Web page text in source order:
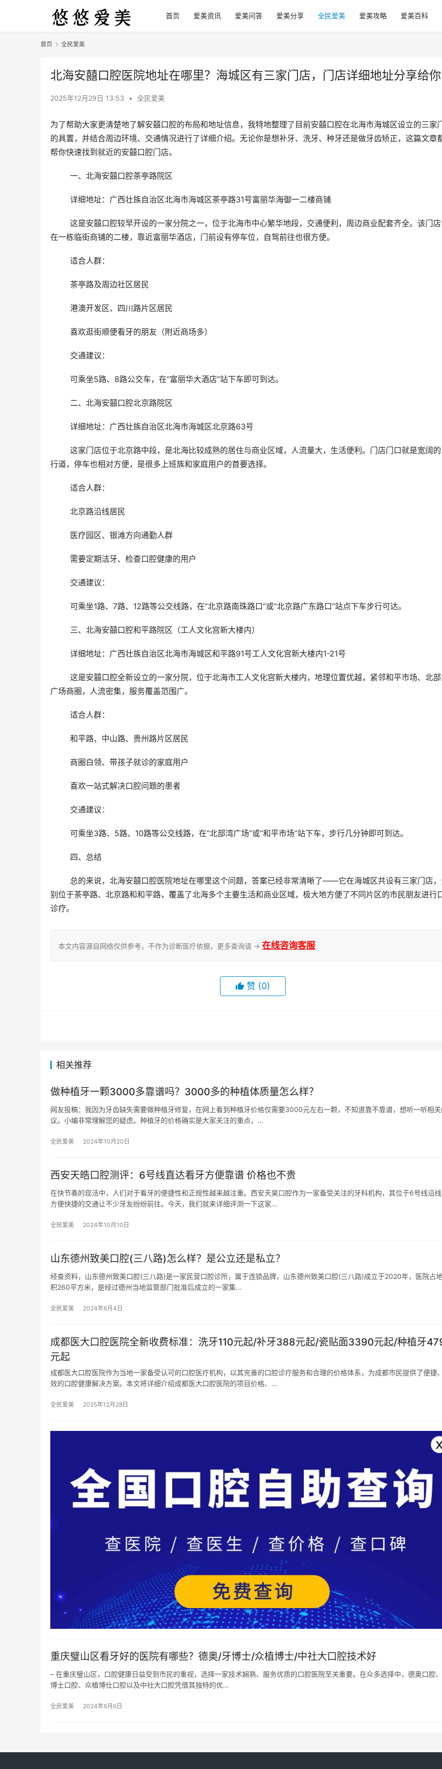
首页 爱美资讯 爱美问答 爱美分享 全民爱美 爱美攻略 爱美百科
首页 全民爱美
北海安囍口腔医院地址在哪里？海城区有三家门店，门店详细地址分享给你
2025年12月29日 13:53 • 全民爱美
为了帮助大家更清楚地了解安囍口腔的布局和地址信息，我特地整理了目前安囍口腔在北海市海城区设立的三家
的具置，并结合周边环境、交通情况进行了详细介绍。无论你是想补牙、洗牙、种牙还是做牙齿矫正，这篇文章
帮你快速找到就近的安囍口腔门店。
	一、北海安囍口腔茶亭路院区
	详细地址：广西壮族自治区北海市海城区茶亭路31号富丽华海御一二楼商铺
在一栋临街商铺的二楼，靠近富丽华酒店，门前设有停车位，自驾前往也很方便。
	适合人群：
	茶亭路及周边社区居民
	港澳开发区、四川路片区居民
	喜欢逛街顺便看牙的朋友（附近商场多）
	交通建议：
	可乘坐5路、8路公交车，在“富丽华大酒店”站下车即可到达。
	二、北海安囍口腔北京路院区
	详细地址：广西壮族自治区北海市海城区北京路63号
行道，停车也相对方便，是很多上班族和家庭用户的首要选择。
	适合人群：
	北京路沿线居民
	医疗园区、银滩方向通勤人群
	需要定期洁牙、检查口腔健康的用户
	交通建议：
	可乘坐1路、7路、12路等公交线路，在“北京路南珠路口”或“北京路广东路口”站点下车步行可达。
	三、北海安囍口腔和平路院区（工人文化宫新大楼内）
	详细地址：广西壮族自治区北海市海城区和平路91号工人文化宫新大楼内1-21号
广场商圈，人流密集，服务覆盖范围广。
	适合人群：
	和平路、中山路、贵州路片区居民
	商圈白领、带孩子就诊的家庭用户
	喜欢一站式解决口腔问题的患者
	交通建议：
	可乘坐3路、5路、10路等公交线路，在“北部湾广场”或“和平市场”站下车，步行几分钟即可到达。
	四、总结
别位于茶亭路、北京路和和平路，覆盖了北海多个主要生活和商业区域，极大地方便了不同片区的市民朋友进行
诊疗。
本文内容源自网络仅供参考，不作为诊断医疗依据，更多查询请 → 在线咨询客服
赞 (0)
相关推荐
做种植牙一颗3000多靠谱吗？3000多的种植体质量怎么样？
网友投稿：我因为牙齿缺失需要做种植牙修复，在网上看到种植牙价格仅需要3000元左右一颗，不知道靠不靠谱，想听一听相
议。小编非常理解您的疑虑。种植牙的价格确实是大家关注的重点，…
全民爱美 2024年10月20日
西安天皓口腔测评：6号线直达看牙方便靠谱 价格也不贵
在快节奏的现活中，人们对于看牙的便捷性和正规性越来越注重。西安天昊口腔作为一家备受关注的牙科机构，其位于6号线沿
方便快捷的交通让不少牙友纷纷前往。今天，我们就来详细评测一下这家…
全民爱美 2024年10月10日
山东德州致美口腔(三八路)怎么样？是公立还是私立？
经查资料，山东德州致美口腔(三八路)是一家民营口腔诊所，属于连锁品牌，山东德州致美口腔(三八路)成立于2020年，医院占
积260平方米，是经过德州当地监管部门批准后成立的一家集…
全民爱美 2024年6月4日
成都医大口腔医院全新收费标准：洗牙110元起/补牙388元起/瓷贴面3390元起/种植牙
元起
成都医大口腔医院作为当地一家备受认可的口腔医疗机构，以其完善的口腔诊疗服务和合理的价格体系，为成都市民提供了便捷
效的口腔健康解决方案。本文将详细介绍成都医大口腔医院的项目价格、…
全民爱美 2025年12月28日
重庆璧山区看牙好的医院有哪些？德奥/牙博士/众植博士/中社大口腔技术好
– 在重庆璧山区，口腔健康日益受到市民的重视，选择一家技术娴熟、服务优质的口腔医院至关重要。在众多选择中，德奥口腔
博士口腔、众植博仕口腔以及中社大口腔凭借其独特的优…
全民爱美 2024年6月6日